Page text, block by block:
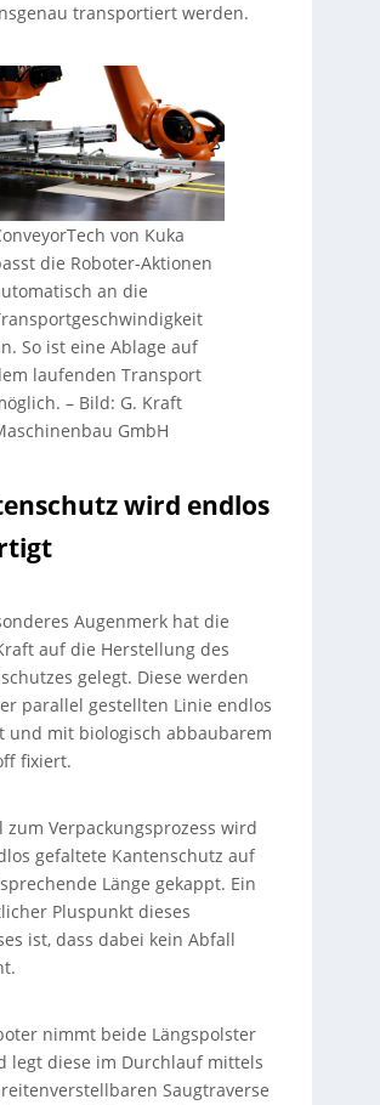
transportiert werden.
von Kuka
die Roboter-Aktionen
an die
So ist eine Ablage auf
laufenden Transport
– Bild: G. Kraft
GmbH
wird endlos
Augenmerk hat die
auf die Herstellung des
gelegt. Diese werden
parallel gestellten Linie endlos
und mit biologisch abbaubarem
fixiert.
zum Verpackungsprozess wird
gefaltete Kantenschutz auf
Länge gekappt. Ein
Pluspunkt dieses
ist, dass dabei kein Abfall
nimmt beide Längspolster
legt diese im Durchlauf mittels
Saugtraverse